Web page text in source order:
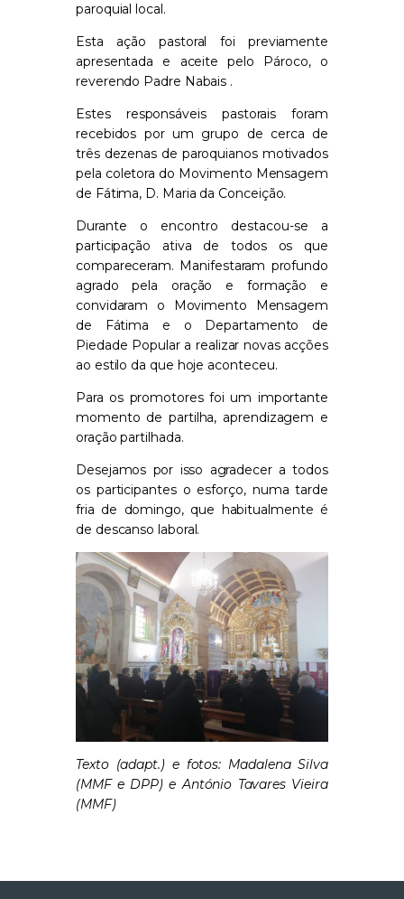
paroquial local.
Esta ação pastoral foi previamente
apresentada e aceite pelo Pároco, o
reverendo Padre Nabais .
Estes responsáveis pastorais foram
recebidos por um grupo de cerca de
três dezenas de paroquianos motivados
pela coletora do Movimento Mensagem
de Fátima, D. Maria da Conceição.
Durante o encontro destacou-se a
participação ativa de todos os que
compareceram. Manifestaram profundo
agrado pela oração e formação e
convidaram o Movimento Mensagem
de Fátima e o Departamento de
Piedade Popular a realizar novas acções
ao estilo da que hoje aconteceu.
Para os promotores foi um importante
momento de partilha, aprendizagem e
oração partilhada.
Desejamos por isso agradecer a todos
os participantes o esforço, numa tarde
fria de domingo, que habitualmente é
de descanso laboral.
Texto (adapt.) e fotos: Madalena Silva
(MMF e DPP) e António Tavares Vieira
(MMF)